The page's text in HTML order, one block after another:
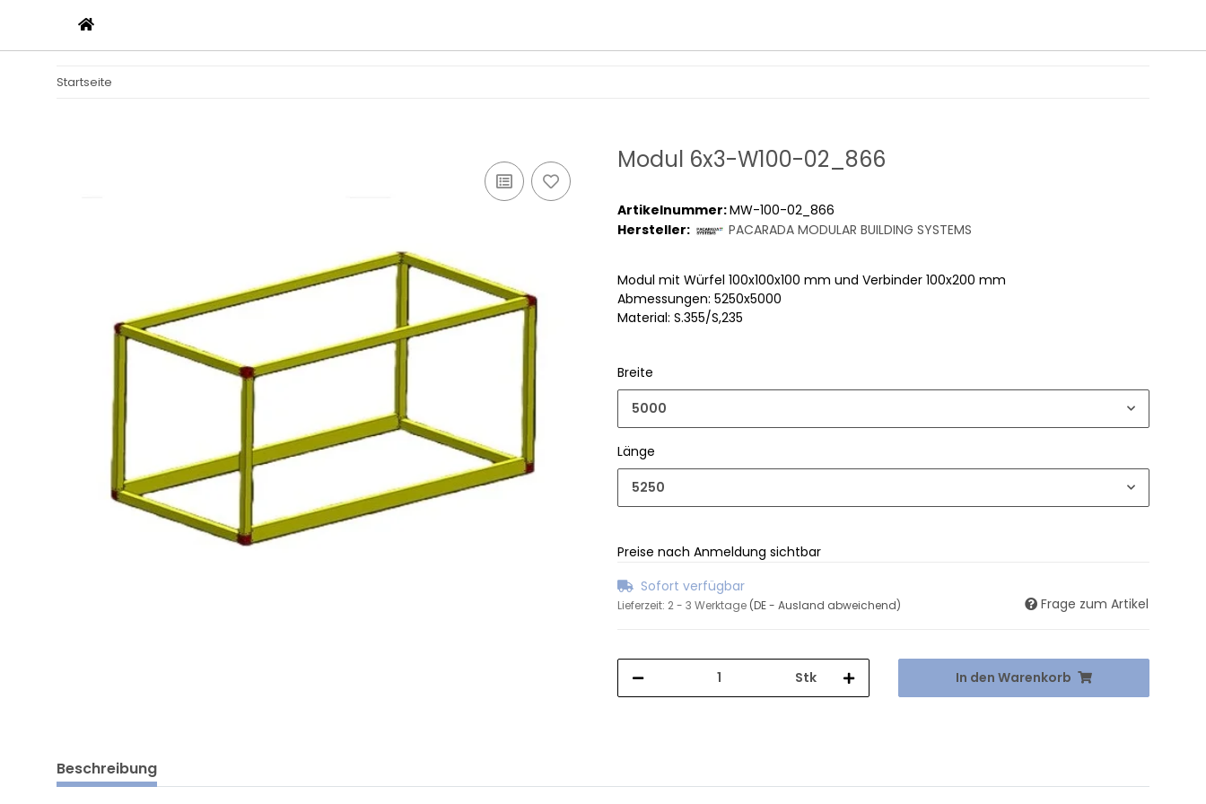
Startseite
Modul 6x3-W100-02_866
Artikelnummer:MW-100-02_866
Hersteller:
PACARADA MODULAR BUILDING SYSTEMS
Modul mit Würfel 100x100x100 mm und Verbinder 100x200 mm
Abmessungen: 5250x5000
Material: S.355/S,235
Breite
5000
Länge
5250
Preise nach Anmeldung sichtbar
Sofort verfügbar
Lieferzeit: 2 - 3 Werktage (DE - Ausland abweichend) Frage zum Artikel
Stk In den Warenkorb
Beschreibung